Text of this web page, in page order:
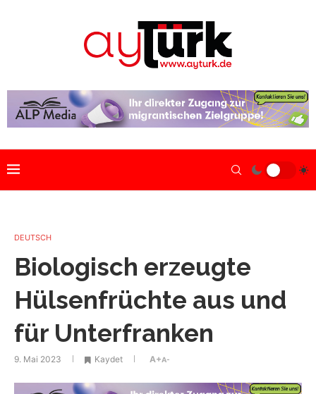
DEUTSCH
Biologisch erzeugte
Hülsenfrüchte aus und
für Unterfranken
9. Mai 2023 Kaydet A+A-